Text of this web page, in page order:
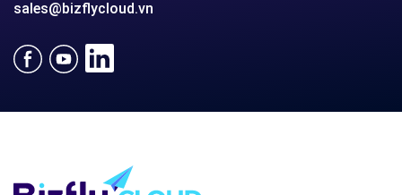
sales@bizflycloud.vn